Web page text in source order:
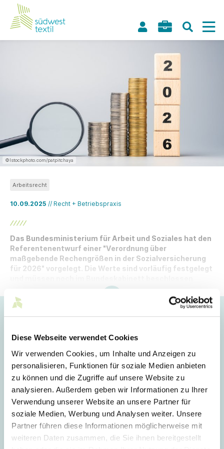
Diese Webseite verwendet Cookies
Wir verwenden Cookies, um Inhalte und Anzeigen zu
personalisieren, Funktionen für soziale Medien anbieten
zu können und die Zugriffe auf unsere Website zu
analysieren. Außerdem geben wir Informationen zu Ihrer
Verwendung unserer Website an unsere Partner für
soziale Medien, Werbung und Analysen weiter. Unsere
Partner führen diese Informationen möglicherweise mit
weiteren Daten zusammen, die Sie ihnen bereitgestellt
©Istockphoto.com/patpitchaya
10.09.2025 // Recht + Betriebspraxis
Arbeitsrecht
Das Bundesministerium für Arbeit und Soziales hat den
Referentenentwurf einer "Verordnung über
maßgebende Rechengrößen in der Sozialversicherung
für 2026" vorgelegt. Die Werte sind vorläufig festgelegt
Hoppla!
Dieser Artikel ist nur für Mitglieder sichtbar.
Login
E-Mail
Passwort